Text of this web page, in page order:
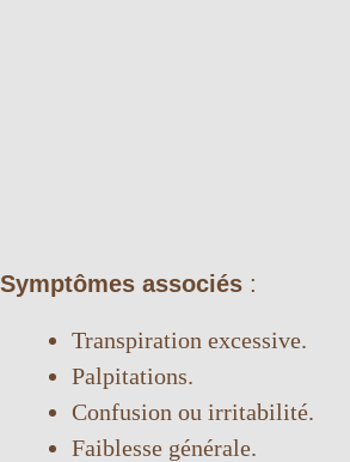
Symptômes associés :
Transpiration excessive.
Palpitations.
Confusion ou irritabilité.
Faiblesse générale.